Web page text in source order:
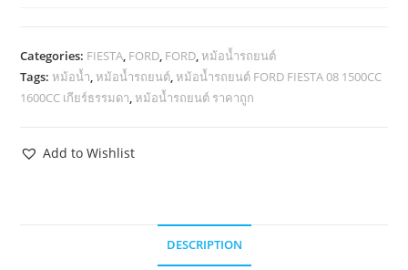
Categories: FIESTA, FORD, FORD,หม้อน้ำรถยนต์
Tags:หม้อน้ำ,หม้อน้ำรถยนต์,หม้อน้ำรถยนต์ FORD FIESTA 08 1500CC
1600CC เกียร์ธรรมดา,หม้อน้ำรถยนต์ ราคาถูก
Add to Wishlist
DESCRIPTION